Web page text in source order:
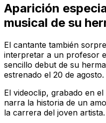
Aparición
musical de su
El cantante también
interpretar a un profesor
sencillo debut de su
estrenado el 20 de agosto.
El videoclip, grabado en
narra la historia de un
la carrera del joven artista.